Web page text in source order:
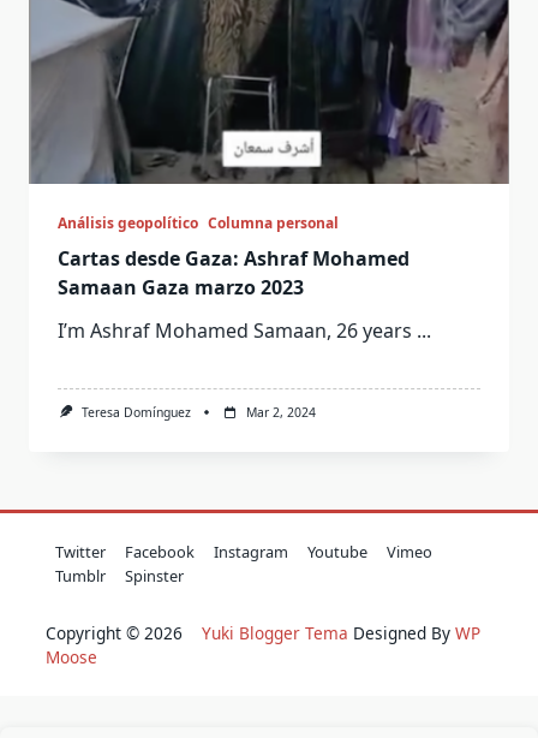
Análisis geopolítico Columna personal
Cartas desde Gaza: Ashraf Mohamed
Samaan Gaza marzo 2023
I’m Ashraf Mohamed Samaan, 26 years ...
Teresa Domínguez Mar 2, 2024
Twitter Facebook Instagram Youtube
Vimeo
Tumblr
Spinster
Copyright © 2026 Yuki Blogger Tema Designed By WP
Moose